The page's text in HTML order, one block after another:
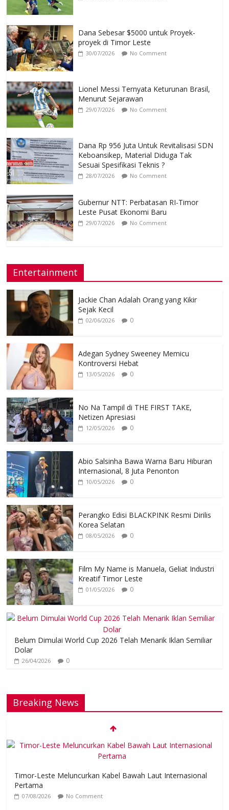
Dana Sebesar $5000 untuk Proyek-
proyek di Timor Leste
30/07/2026 No Comment
Lionel Messi Ternyata Keturunan Brasil,
Menurut Sejarawan
29/07/2026 No Comment
Dana Rp 956 Juta Untuk Revitalisasi SDN
Keboansikep, Material Diduga Tak
Sesuai Spesifikasi Teknis ?
28/07/2026 No Comment
Gubernur NTT: Perbatasan RI-Timor
Leste Pusat Ekonomi Baru
29/07/2026 No Comment
Entertainment
Jackie Chan Adalah Orang yang Kikir
Sejak Kecil
02/06/2026 0
Adegan Sydney Sweeney Memicu
Kontroversi Hebat
13/05/2026 0
No Na Tampil di THE FIRST TAKE,
Netizen Apresiasi
12/05/2026 0
Abio Salsinha Bawa Warna Baru Hiburan
Internasional, 8 Juta Penonton
10/05/2026 0
Perangko Edisi BLACKPINK Resmi Dirilis
Korea Selatan
08/05/2026 0
Film My Name is Manuela, Geliat Industri
Kreatif Timor Leste
01/05/2026 0
Belum Dimulai World Cup 2026 Telah Menarik Iklan Semiliar
Dolar
26/04/2026 0
Breaking News
Timor-Leste Meluncurkan Kabel Bawah Laut Internasional
Pertama
07/08/2026 No Comment